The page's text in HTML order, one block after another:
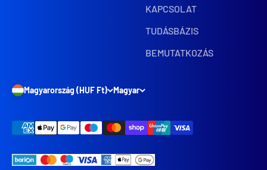
KAPCSOLAT
TUDÁSBÁZIS
BEMUTATKOZÁS
Magyarország (HUF Ft) Magyar